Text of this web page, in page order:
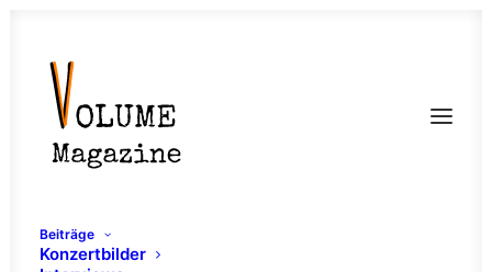
Beiträge
Konzertbilder